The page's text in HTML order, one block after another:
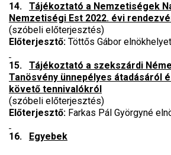
14. Tájékoztató a Nemzetiségek
Nemzetiségi Est 2022. évi
(szóbeli előterjesztés)
Előterjesztő: Töttős Gábor
15. Tájékoztató a szekszárdi
Tanösvény ünnepélyes átadásáról
követő tennivalókról
(szóbeli előterjesztés)
Előterjesztő: Farkas Pál Györgyné
16. Egyebek